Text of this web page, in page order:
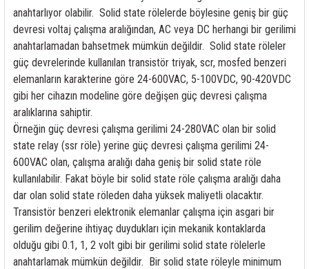
anahtarlıyor olabilir. Solid state rölelerde böylesine geniş bir güç
devresi voltaj çalışma aralığından, AC veya DC herhangi bir gerilimi
anahtarlamadan bahsetmek mümkün değildir. Solid state röleler
güç devrelerinde kullanılan transistör triyak, scr, mosfed benzeri
elemanların karakterine göre 24-600VAC, 5-100VDC, 90-420VDC
gibi her cihazın modeline göre değişen güç devresi çalışma
aralıklarına sahiptir.
Örneğin güç devresi çalışma gerilimi 24-280VAC olan bir solid
state relay (ssr röle) yerine güç devresi çalışma gerilimi 24-
600VAC olan, çalışma aralığı daha geniş bir solid state röle
kullanılabilir. Fakat böyle bir solid state röle çalışma aralığı daha
dar olan solid state röleden daha yüksek maliyetli olacaktır.
Transistör benzeri elektronik elemanlar çalışma için asgari bir
gerilim değerine ihtiyaç duydukları için mekanik kontaklarda
olduğu gibi 0.1, 1, 2 volt gibi bir gerilimi solid state rölelerle
anahtarlamak mümkün değildir. Bir solid state röleyle minimum